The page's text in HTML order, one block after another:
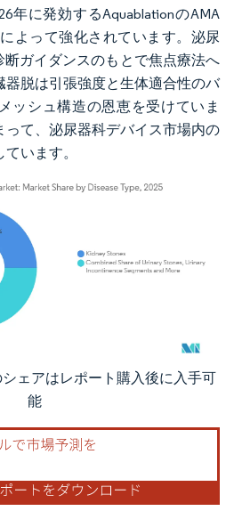
年に発効するAquablationのAMA
よって強化されています。泌尿
ガイダンスのもとで焦点療法へ
器脱は引張強度と生体適合性のバ
ッシュ構造の恩恵を受けていま
て、泌尿器科デバイス市場内の
います。
用にはCC BY 4.0の表示が必要です。
ェアはレポート購入後に入手可
能